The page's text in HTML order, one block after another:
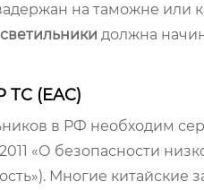
на таможне или
должна
ТС (EAC)
в РФ необходим
«О безопасности
Многие